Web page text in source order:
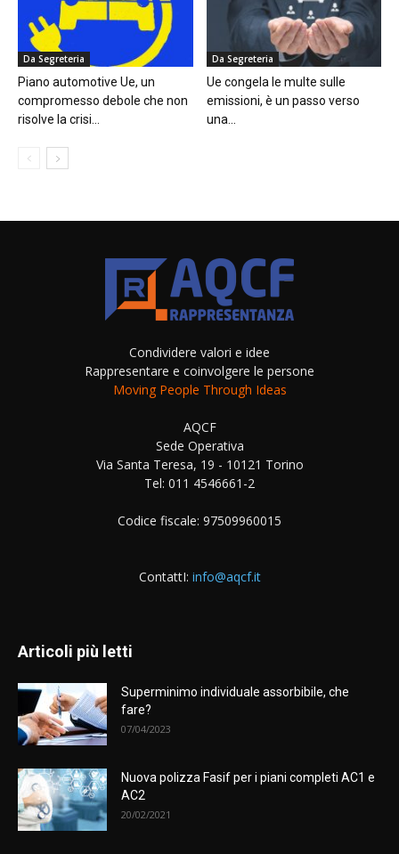
Da Segreteria
Piano automotive Ue, un
compromesso debole che non
risolve la crisi...
Da Segreteria
Ue congela le multe sulle
emissioni, è un passo verso
una...
Condividere valori e idee
Rappresentare e coinvolgere le persone
Moving People Through Ideas
AQCF
Sede Operativa
Via Santa Teresa, 19 - 10121 Torino
Tel: 011 4546661-2
Codice fiscale: 97509960015
ContattI: info@aqcf.it
Articoli più letti
Superminimo individuale assorbibile, che
fare?
07/04/2023
Nuova polizza Fasif per i piani completi AC1 e
AC2
20/02/2021